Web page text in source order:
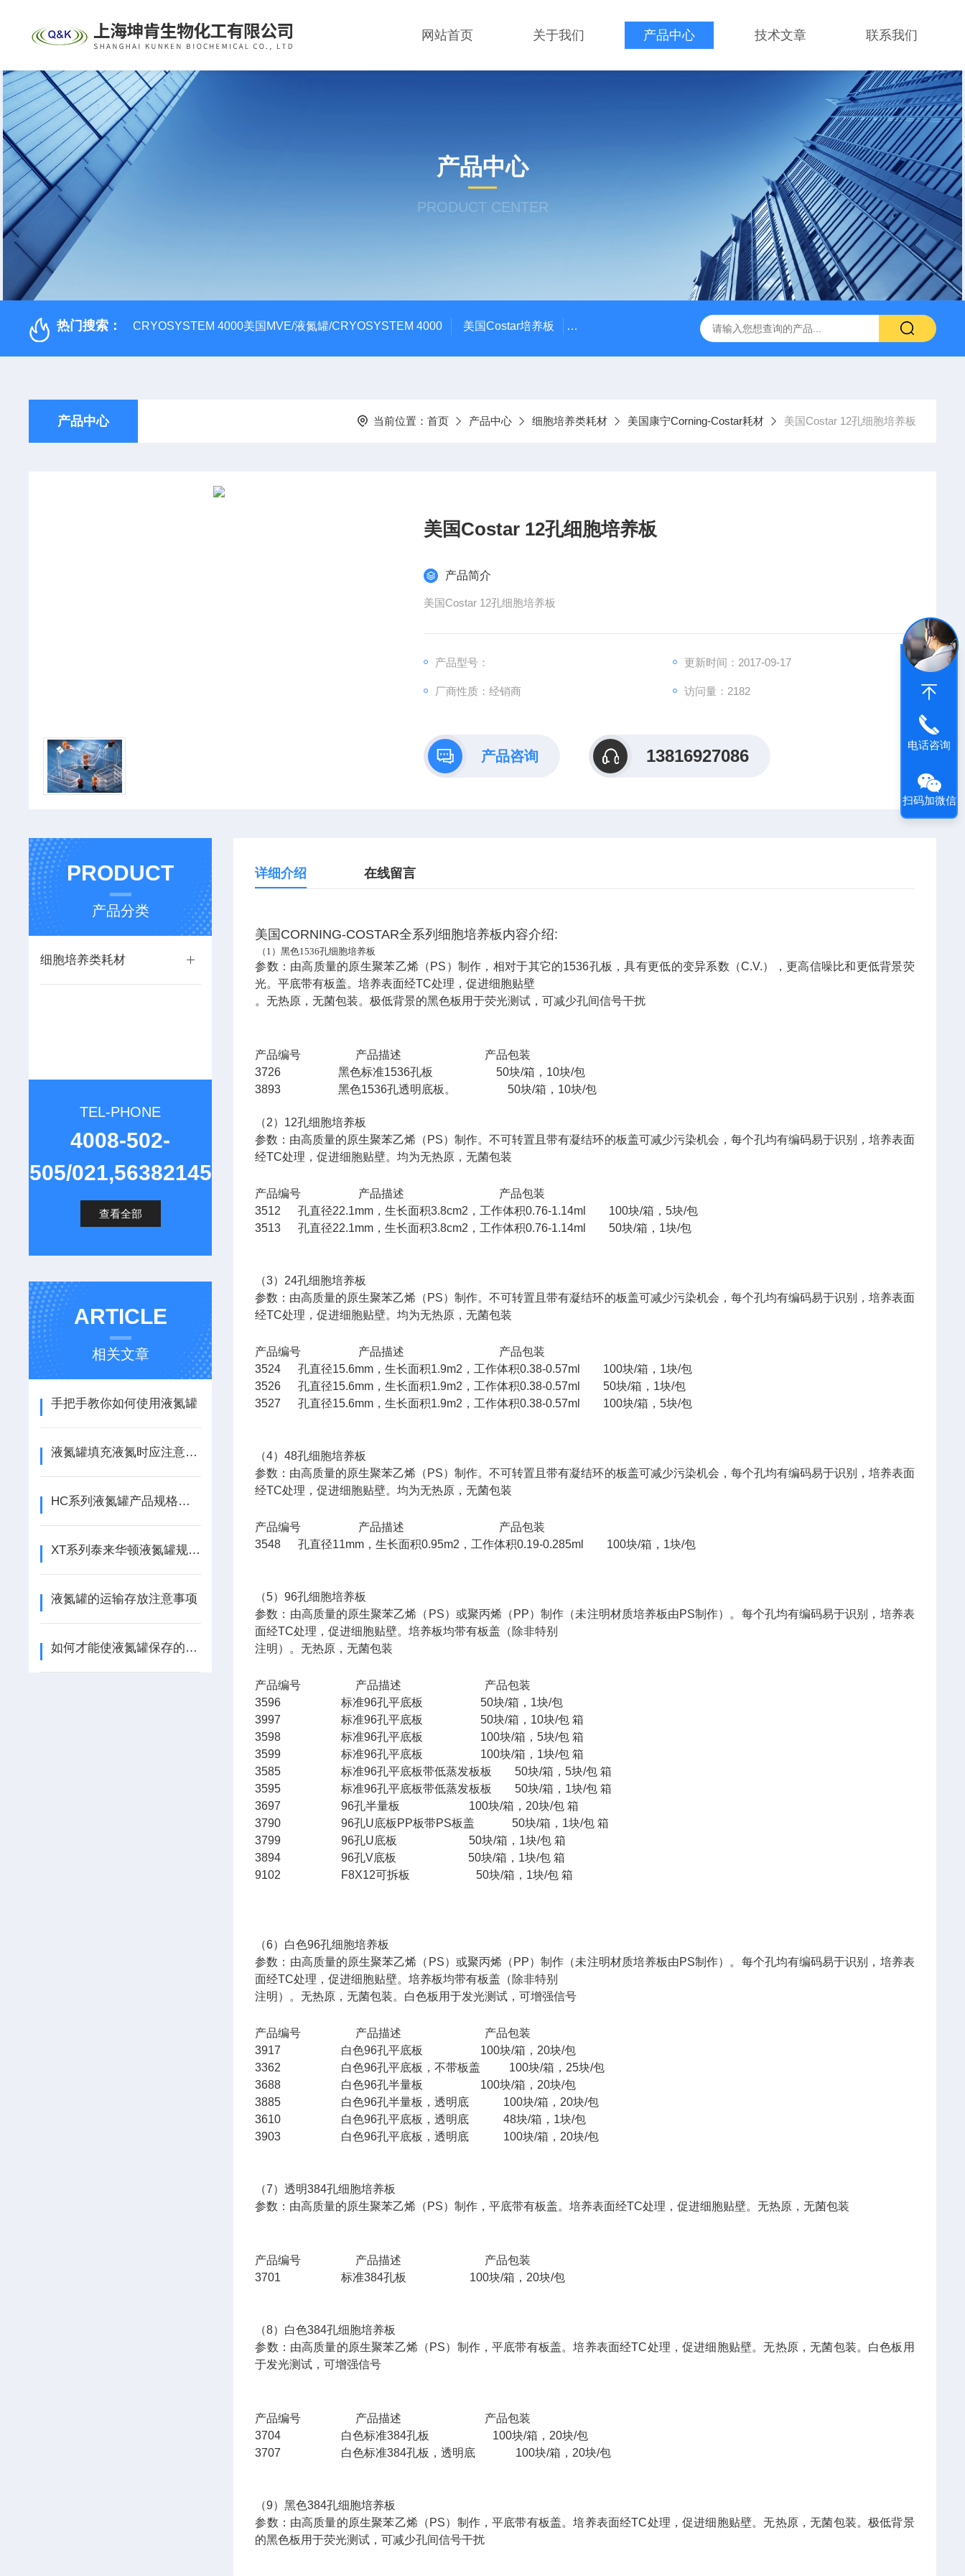
网站首页 关于我们 产品中心 技术文章 联系我们
产品中心
PRODUCT CENTER
热门搜索： CRYOSYSTEM 4000美国MVE/液氮罐/CRYOSYSTEM 4000 美国Costar培养板 美国Corning 384孔细胞培养板 安捷伦Agilent色谱柱清单1 产品价格
产品中心 当前位置： 首页 产品中心 细胞培养类耗材 美国康宁Corning-Costar耗材 美国Costar 12孔细胞培养板
美国Costar 12孔细胞培养板
产品简介
美国Costar 12孔细胞培养板
产品型号： 更新时间：2017-09-17
厂商性质：经销商 访问量：2182
产品咨询 13816927086
PRODUCT
产品分类
细胞培养类耗材
TEL-PHONE
4008-502-
505/021,56382145
查看全部
ARTICLE
相关文章
手把手教你如何使用液氮罐
液氮罐填充液氮时应注意些什么
HC系列液氮罐产品规格及贮存量介绍
XT系列泰来华顿液氮罐规格及贮存量介绍
液氮罐的运输存放注意事项
如何才能使液氮罐保存的时间久一点
详细介绍 在线留言
美国CORNING-COSTAR全系列细胞培养板内容介绍:
（1）黑色1536孔细胞培养板
参数：由高质量的原生聚苯乙烯（PS）制作，相对于其它的1536孔板，具有更低的变异系数（C.V.），更高信噪比和更低背景荧
光。平底带有板盖。培养表面经TC处理，促进细胞贴壁
。无热原，无菌包装。极低背景的黑色板用于荧光测试，可减少孔间信号干扰
产品编号 产品描述 产品包装
3726 黑色标准1536孔板 50块/箱，10块/包
3893 黑色1536孔透明底板。 50块/箱，10块/包
（2）12孔细胞培养板
参数：由高质量的原生聚苯乙烯（PS）制作。不可转置且带有凝结环的板盖可减少污染机会，每个孔均有编码易于识别，培养表面
经TC处理，促进细胞贴壁。均为无热原，无菌包装
产品编号 产品描述 产品包装
3512 孔直径22.1mm，生长面积3.8cm2，工作体积0.76-1.14ml 100块/箱，5块/包
3513 孔直径22.1mm，生长面积3.8cm2，工作体积0.76-1.14ml 50块/箱，1块/包
（3）24孔细胞培养板
参数：由高质量的原生聚苯乙烯（PS）制作。不可转置且带有凝结环的板盖可减少污染机会，每个孔均有编码易于识别，培养表面
经TC处理，促进细胞贴壁。均为无热原，无菌包装
产品编号 产品描述 产品包装
3524 孔直径15.6mm，生长面积1.9m2，工作体积0.38-0.57ml 100块/箱，1块/包
3526 孔直径15.6mm，生长面积1.9m2，工作体积0.38-0.57ml 50块/箱，1块/包
3527 孔直径15.6mm，生长面积1.9m2，工作体积0.38-0.57ml 100块/箱，5块/包
（4）48孔细胞培养板
参数：由高质量的原生聚苯乙烯（PS）制作。不可转置且带有凝结环的板盖可减少污染机会，每个孔均有编码易于识别，培养表面
经TC处理，促进细胞贴壁。均为无热原，无菌包装
产品编号 产品描述 产品包装
3548 孔直径11mm，生长面积0.95m2，工作体积0.19-0.285ml 100块/箱，1块/包
（5）96孔细胞培养板
参数：由高质量的原生聚苯乙烯（PS）或聚丙烯（PP）制作（未注明材质培养板由PS制作）。每个孔均有编码易于识别，培养表
面经TC处理，促进细胞贴壁。培养板均带有板盖（除非特别
注明）。无热原，无菌包装
产品编号 产品描述 产品包装
3596 标准96孔平底板 50块/箱，1块/包
3997 标准96孔平底板 50块/箱，10块/包 箱
3598 标准96孔平底板 100块/箱，5块/包 箱
3599 标准96孔平底板 100块/箱，1块/包 箱
3585 标准96孔平底板带低蒸发板板 50块/箱，5块/包 箱
3595 标准96孔平底板带低蒸发板板 50块/箱，1块/包 箱
3697 96孔半量板 100块/箱，20块/包 箱
3790 96孔U底板PP板带PS板盖 50块/箱，1块/包 箱
3799 96孔U底板 50块/箱，1块/包 箱
3894 96孔V底板 50块/箱，1块/包 箱
9102 F8X12可拆板 50块/箱，1块/包 箱
（6）白色96孔细胞培养板
参数：由高质量的原生聚苯乙烯（PS）或聚丙烯（PP）制作（未注明材质培养板由PS制作）。每个孔均有编码易于识别，培养表
面经TC处理，促进细胞贴壁。培养板均带有板盖（除非特别
注明）。无热原，无菌包装。白色板用于发光测试，可增强信号
产品编号 产品描述 产品包装
3917 白色96孔平底板 100块/箱，20块/包
3362 白色96孔平底板，不带板盖 100块/箱，25块/包
3688 白色96孔半量板 100块/箱，20块/包
3885 白色96孔半量板，透明底 100块/箱，20块/包
3610 白色96孔平底板，透明底 48块/箱，1块/包
3903 白色96孔平底板，透明底 100块/箱，20块/包
（7）透明384孔细胞培养板
参数：由高质量的原生聚苯乙烯（PS）制作，平底带有板盖。培养表面经TC处理，促进细胞贴壁。无热原，无菌包装
产品编号 产品描述 产品包装
3701 标准384孔板 100块/箱，20块/包
（8）白色384孔细胞培养板
参数：由高质量的原生聚苯乙烯（PS）制作，平底带有板盖。培养表面经TC处理，促进细胞贴壁。无热原，无菌包装。白色板用
于发光测试，可增强信号
产品编号 产品描述 产品包装
3704 白色标准384孔板 100块/箱，20块/包
3707 白色标准384孔板，透明底 100块/箱，20块/包
（9）黑色384孔细胞培养板
参数：由高质量的原生聚苯乙烯（PS）制作，平底带有板盖。培养表面经TC处理，促进细胞贴壁。无热原，无菌包装。极低背景
的黑色板用于荧光测试，可减少孔间信号干扰
电话咨询
扫码加微信